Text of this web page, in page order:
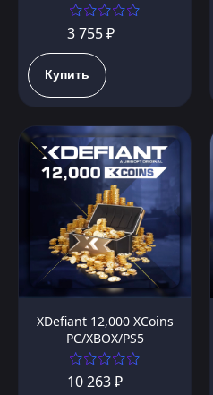
3 755 ₽
Купить
XDefiant 12,000 XCoins
PC/XBOX/PS5
10 263 ₽